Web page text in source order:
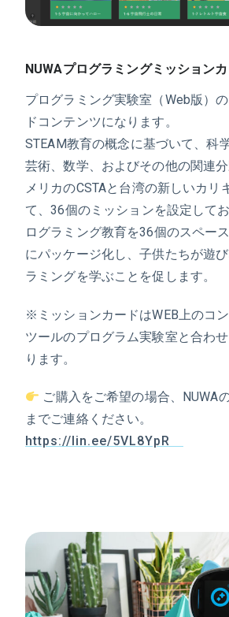
NUWAプログラミングミッション
プログラミング実験室（Web版）
ドコンテンツになります。
STEAM教育の概念に基づいて、科
芸術、数学、およびその他の関連
メリカのCSTAと台湾の新しいカリ
て、36個のミッションを設定して
ログラミング教育を36個のスペー
にパッケージ化し、子供たちが遊
ラミングを学ぶことを促します。
※ミッションカードはWEB上のコ
ツールのプログラム実験室と合わ
ります。
ご購入をご希望の場合、NUWA
までご連絡ください。
https://lin.ee/5VL8YpR